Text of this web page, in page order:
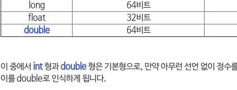
long
64비트
float
32비트
double
64비트
이 중에서 int형과double형은 기본형으로, 만약 아무런 선언 없이 정수
이를 double로 인식하게 됩니다.